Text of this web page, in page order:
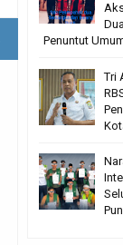
Penuntut
Tri